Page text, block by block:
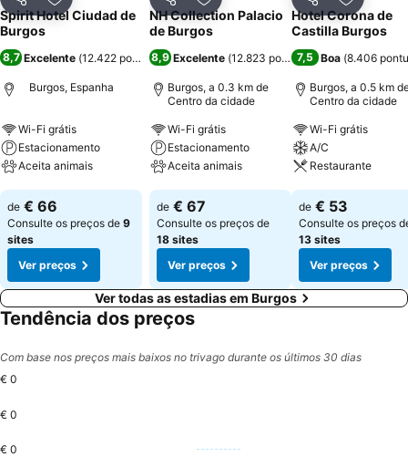
duche e secador de cabelo, secretária, telefone, televisão por
satélite e Pay TV, ligação à internet wi-fi e serviço de quartos
PartilharAdicionar aos favoritos
Spirit Hotel Ciudad de
Burgos
8,7 Excelente (12.422 pontuações)
Burgos, Espanha
Wi-Fi grátis
Estacionamento
Aceita animais
Ver preços
de € 66
Consulte os preços de 9
sites
Ver preços
PartilharAdicionar aos favoritos
NH Collection Palacio
de Burgos
8,9 Excelente (12.823 pontuações)
Burgos, a 0.3 km de
Centro da cidade
Wi-Fi grátis
Estacionamento
Aceita animais
Ver preços
de € 67
Consulte os preços de
18 sites
Ver preços
Partilhar
Hotel Corona de
Castilla Burgos
7,5 Boa (8.406
Burgos, a 0.5 km
Centro da cidade
Wi-Fi grátis
A/C
Restaurante
Ver preços
de € 53
Consulte os preços
13 sites
Ver preços
Ver todas as estadias em Burgos
Tendência dos preços
Com base nos preços mais baixos no trivago durante os últimos 30 dias
€ 0
€ 0
€ 0